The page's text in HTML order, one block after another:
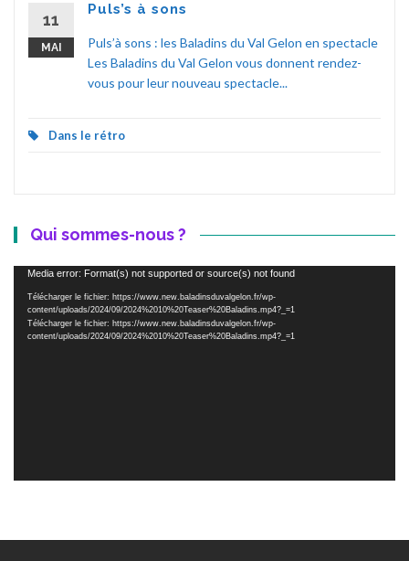
11
MAI
Puls’s à sons
Puls’à sons : les Baladins du Val Gelon en spectacle
Les Baladins du Val Gelon vous donnent rendez-
vous pour leur nouveau spectacle...
Dans le rétro
Qui sommes-nous ?
Lecteur
vidéo
Media error: Format(s) not supported or source(s) not found
Télécharger le fichier: https://www.new.baladinsduvalgelon.fr/wp-
content/uploads/2024/09/2024%2010%20Teaser%20Baladins.mp4?_=1
Télécharger le fichier: https://www.new.baladinsduvalgelon.fr/wp-
content/uploads/2024/09/2024%2010%20Teaser%20Baladins.mp4?_=1